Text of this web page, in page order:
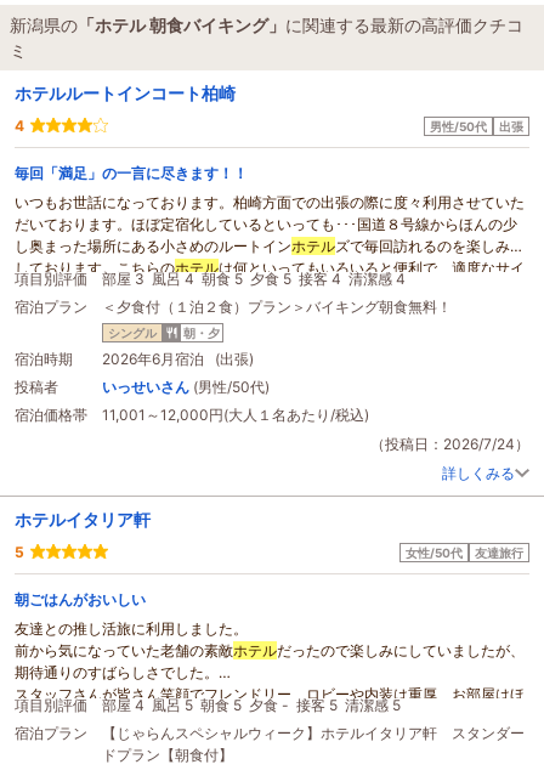
新潟県の 「ホテル 朝食バイキング」 に関連する最新の高評価クチコ
ミ
ホテルルートインコート柏崎
4 男性/50代 出張
毎回「満足」の一言に尽きます！！
いつもお世話になっております。柏崎方面での出張の際に度々利用させていた
だいております。ほぼ定宿化しているといっても･･･国道８号線からほんの少
し奥まった場所にある小さめのルートインホテルズで毎回訪れるのを楽しみに
しております。こちらのホテルは何といってもいろいろと便利で、適度なサイ
ズの大浴場での入浴、隣接されている「まぐろや（居酒屋）」さんでの夕食、
ホテル 内レストランでの 朝食バイキング のいずれもがたいへん美味しく、たい
へん満足させていただいております。間違いなく最強コスパのお宿であること
は間違いありません。今後も利用させていただきますので、その節は何卒よろ
しくお願いいたします。
項目別評価 部屋 3 風呂 4 朝食 5 夕食 5 接客 4 清潔感 4
宿泊プラン
＜夕食付（１泊２食）プラン＞バイキング朝食無料！
シングル 朝・夕
宿泊時期
2026年6月宿泊 (出張)
投稿者
いっせいさん (男性/50代)
宿泊価格帯
11,001～12,000円(大人１名あたり/税込)
（投稿日：2026/7/24）
詳しくみる
ホテルイタリア軒
5 女性/50代 友達旅行
朝ごはんがおいしい
友達との推し活旅に利用しました。
前から気になっていた老舗の素敵ホテルだったので楽しみにしていましたが、
期待通りのすばらしさでした。
スタッフさんが皆さん笑顔でフレンドリー、ロビーや内装は重厚、お部屋はほ
どよい広さで清潔、文句なしです。
また、 朝食バイキングもおしゃれで食べたいものがたくさん。
私は洋食メインでいただきましたが、その場で作ってくれるオムレツはもちろ
項目別評価 部屋 4 風呂 5 朝食 5 夕食 - 接客 5 清潔感 5
宿泊プラン
【じゃらんスペシャルウィーク】ホテルイタリア軒 スタンダー
ドプラン【朝食付】